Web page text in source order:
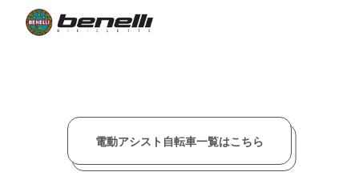
電動アシスト自転車一覧はこちら